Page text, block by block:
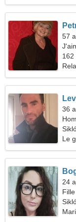
57
162
36
Le
24